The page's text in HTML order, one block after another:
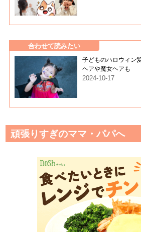
合わせて読みたい
子どものハロウィン
ヘアや魔女ヘアも
2024-10-17
頑張りすぎのママ・パパへ